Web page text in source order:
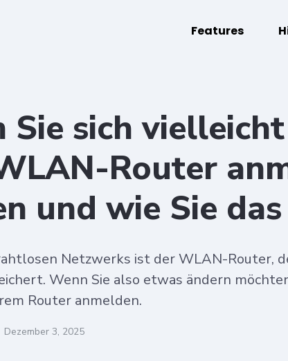
Features
Sie sich
Router
und wie Sie
Netzwerks ist der WLAN-Router,
Wenn Sie also etwas ändern
Router anmelden.
Dezember 3, 2025